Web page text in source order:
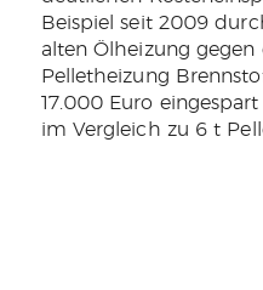
Beispiel seit 2009
alten Ölheizung gegen
Pelletheizung
17.000 Euro
im Vergleich zu 6 t